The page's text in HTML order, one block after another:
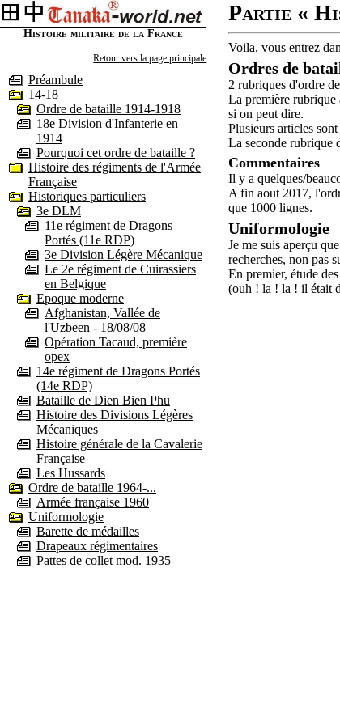
Histoire militaire de la France
Retour vers la page principale
Préambule
14-18
Ordre de bataille 1914-1918
18e Division d'Infanterie en
1914
Pourquoi cet ordre de bataille ?
Histoire des régiments de l'Armée
Française
Historiques particuliers
3e DLM
11e régiment de Dragons
Portés (11e RDP)
3e Division Légère Mécanique
Le 2e régiment de Cuirassiers
en Belgique
Epoque moderne
Afghanistan, Vallée de
l'Uzbeen - 18/08/08
Opération Tacaud, première
opex
14e régiment de Dragons Portés
(14e RDP)
Bataille de Dien Bien Phu
Histoire des Divisions Légères
Mécaniques
Histoire générale de la Cavalerie
Française
Les Hussards
Ordre de bataille 1964-...
Armée française 1960
Uniformologie
Barette de médailles
Drapeaux régimentaires
Pattes de collet mod. 1935
Partie «
Voila, vous entrez
Ordres de
2 rubriques d'ordre
La première rubrique
si on peut dire.
Plusieurs articles
La seconde rubrique
Commentaires
Il y a quelques/
A fin aout 2017,
que 1000 lignes.
Uniformologie
Je me suis aperçu
recherches, non pas
En premier, étude
(ouh ! la ! la ! il était